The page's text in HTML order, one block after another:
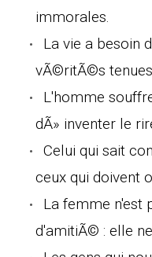
immorales.
La vie a besoin
vÃ©ritÃ©s
L'homme
dÃ» inventer le
Celui qui sait
ceux qui doivent
La femme n'est
d'amitiÃ© : elle